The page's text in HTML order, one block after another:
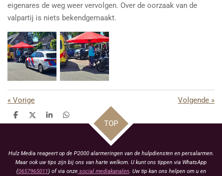
eigenares de weg weer vervolgen. Over de oorzaak van de
valpartij is niets bekendgemaakt.
« Vorige Volgende »
D
e
D
e
S
h
D
e
TOP
Hulz Media reageert op de P2000 alarmeringen van de hulpdiensten en persalarmen.
Maar ook uw tips zijn bij ons van harte welkom. U kunt ons tippen via WhatsApp
(0657965011) of via onzesocial mediakanalen. Uw tip kan ons helpen om u en